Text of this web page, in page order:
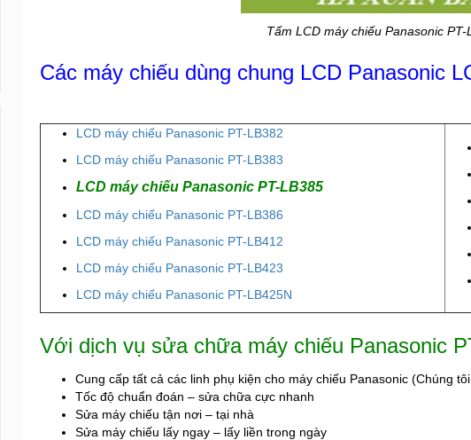
Tấm LCD máy chiếu Panasonic
Các máy chiếu dùng chung LCD Panasonic
LCD máy chiếu Panasonic PT-LB382
LCD máy chiếu Panasonic PT-LB383
LCD máy chiếu Panasonic PT-LB385
LCD máy chiếu Panasonic PT-LB386
LCD máy chiếu Panasonic PT-LB412
LCD máy chiếu Panasonic PT-LB423
LCD máy chiếu Panasonic PT-LB425N
Với dịch vụ sửa chữa máy chiếu Panasonic
Cung cấp tất cả các linh phụ kiện cho máy chiếu Panasonic (Chúng
Tốc độ chuẩn đoán – sửa chữa cực nhanh
Sửa máy chiếu tận nơi – tại nhà
Sửa máy chiếu lấy ngay – lấy liền trong ngày